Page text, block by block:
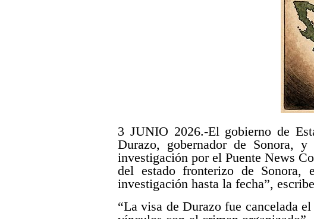
3 JUNIO 2026.-El gobierno de
Durazo, gobernador de Sonora,
investigación por el Puente News
del estado fronterizo de
investigación hasta la fecha”,
“La visa de Durazo fue cancelada